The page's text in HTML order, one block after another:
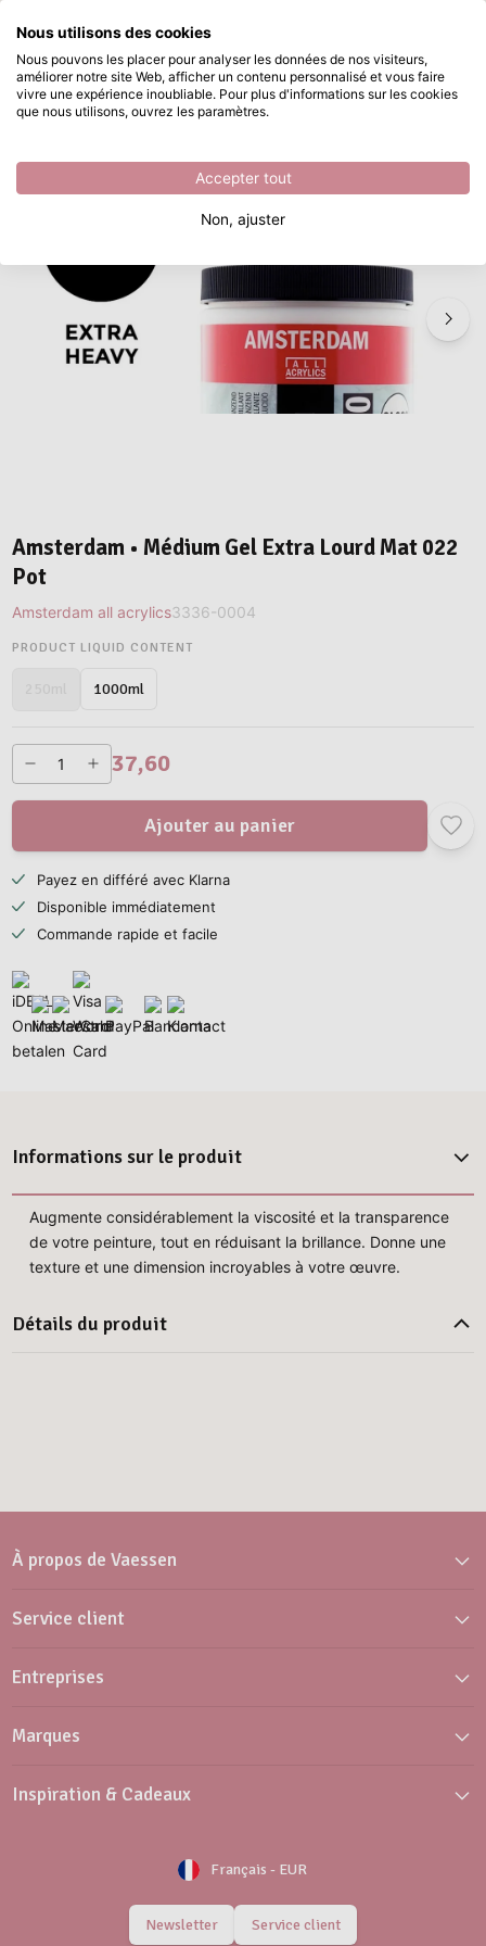
Passer au contenu principal
Disponible immédiatement Amsterdam • Médium Gel Extra Lourd Mat 022 Pot
/ Médiums / Amsterdam • Médium Gel Extra Lourd Mat 022 Pot
Amsterdam • Médium Gel Extra Lourd Mat 022
Pot
Amsterdam all acrylics3336-0004
PRODUCT LIQUID CONTENT
1000ml
37,60
Ajouter au panier
Payez en différé avec Klarna
Disponible immédiatement
Commande rapide et facile
Informations sur le produit
Augmente considérablement la viscosité et la transparence
de votre peinture, tout en réduisant la brillance. Donne une
texture et une dimension incroyables à votre œuvre.
Détails du produit
À propos de Vaessen
Service client
Entreprises
Marques
Inspiration & Cadeaux
Français - EUR
Newsletter Service client
Que recherchez-vous ?
Nous utilisons des cookies
Nous pouvons les placer pour analyser les données de nos visiteurs,
améliorer notre site Web, afficher un contenu personnalisé et vous faire
vivre une expérience inoubliable. Pour plus d'informations sur les cookies
que nous utilisons, ouvrez les paramètres.
Accepter tout
Non, ajuster